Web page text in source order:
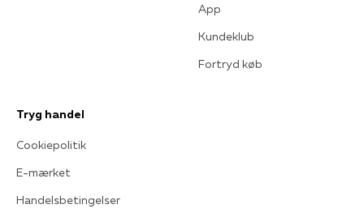
App
Kundeklub
Fortryd køb
Tryg handel
Cookiepolitik
E-mærket
Handelsbetingelser